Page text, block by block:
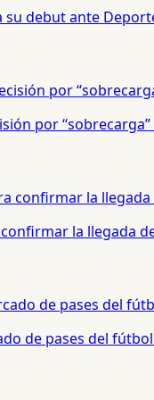
su debut ante
por
la llegada
de pases del